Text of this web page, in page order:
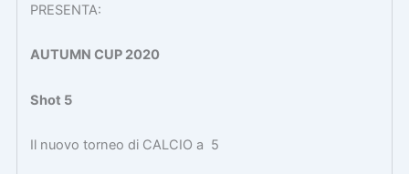
PRESENTA:
AUTUMN CUP 2020
Shot 5
Il nuovo torneo di CALCIO a 5